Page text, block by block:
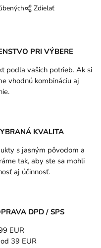
Zdielať
PRI VÝBERE
podľa vašich potrieb. Ak si
vhodnú kombináciu aj
KVALITA
s jasným pôvodom a
tak, aby ste sa mohli
aj účinnosť.
DPD / SPS
EUR
39 EUR